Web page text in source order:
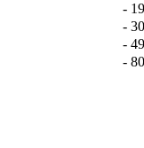
-
-
-
- 80